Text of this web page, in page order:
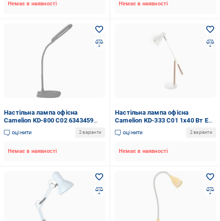
Немає в наявності Немає в наявності
Настільна лампа офісна
Camelion KD-800 C02 6343459
LED 7 Вт чорний
оцінити 2 варіанти
Немає в наявності
Настільна лампа офісна
Camelion KD-333 C01 1x40 Вт E27
білий
оцінити 2 варіанти
Немає в наявності